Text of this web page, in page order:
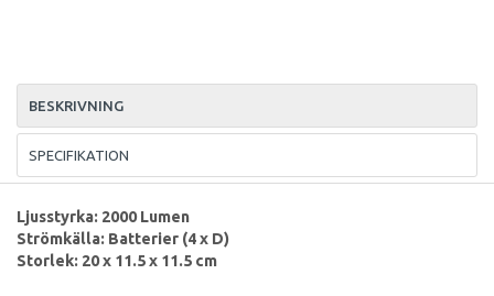
BESKRIVNING
SPECIFIKATION
Ljusstyrka: 2000 Lumen
Strömkälla: Batterier (4 x D)
Storlek: 20 x 11.5 x 11.5 cm